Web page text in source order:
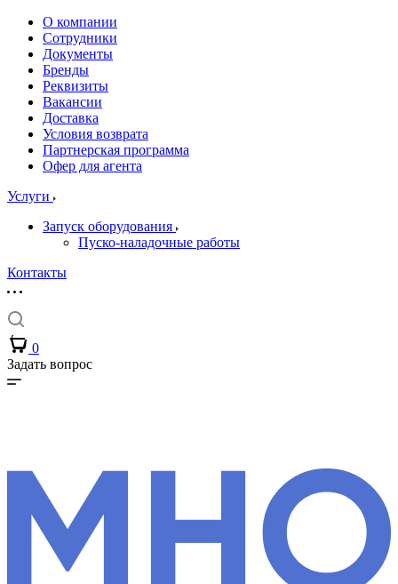
О компании
Сотрудники
Документы
Бренды
Реквизиты
Вакансии
Доставка
Условия возврата
Партнерская программа
Офер для агента
Услуги
Запуск оборудования
Пуско-наладочные работы
Контакты
0
Задать вопрос